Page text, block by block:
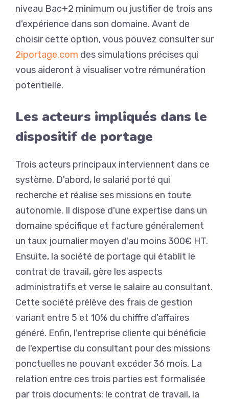
niveau Bac+2 minimum ou justifier de trois ans
d'expérience dans son domaine. Avant de
choisir cette option, vous pouvez consulter sur
2iportage.com des simulations précises qui
vous aideront à visualiser votre rémunération
potentielle.
Les acteurs impliqués dans le
dispositif de portage
Trois acteurs principaux interviennent dans ce
système. D'abord, le salarié porté qui
recherche et réalise ses missions en toute
autonomie. Il dispose d'une expertise dans un
domaine spécifique et facture généralement
un taux journalier moyen d'au moins 300€ HT.
Ensuite, la société de portage qui établit le
contrat de travail, gère les aspects
administratifs et verse le salaire au consultant.
Cette société prélève des frais de gestion
variant entre 5 et 10% du chiffre d'affaires
généré. Enfin, l'entreprise cliente qui bénéficie
de l'expertise du consultant pour des missions
ponctuelles ne pouvant excéder 36 mois. La
relation entre ces trois parties est formalisée
par trois documents: le contrat de travail, la